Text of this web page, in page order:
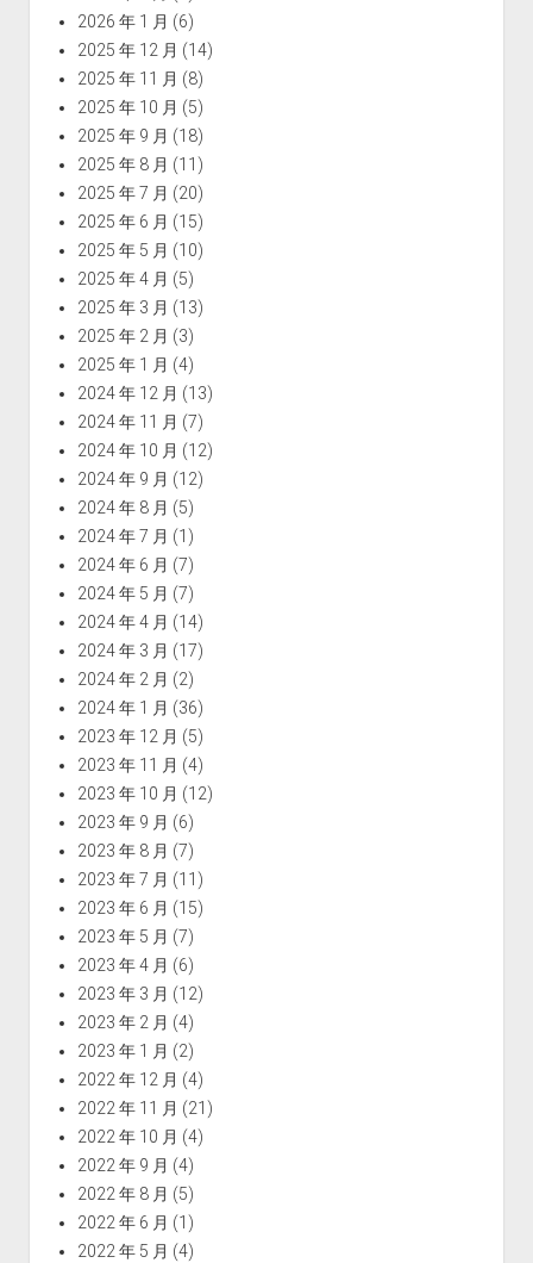
2026 年 1 月 (6)
2025 年 12 月 (14)
2025 年 11 月 (8)
2025 年 10 月 (5)
2025 年 9 月 (18)
2025 年 8 月 (11)
2025 年 7 月 (20)
2025 年 6 月 (15)
2025 年 5 月 (10)
2025 年 4 月 (5)
2025 年 3 月 (13)
2025 年 2 月 (3)
2025 年 1 月 (4)
2024 年 12 月 (13)
2024 年 11 月 (7)
2024 年 10 月 (12)
2024 年 9 月 (12)
2024 年 8 月 (5)
2024 年 7 月 (1)
2024 年 6 月 (7)
2024 年 5 月 (7)
2024 年 4 月 (14)
2024 年 3 月 (17)
2024 年 2 月 (2)
2024 年 1 月 (36)
2023 年 12 月 (5)
2023 年 11 月 (4)
2023 年 10 月 (12)
2023 年 9 月 (6)
2023 年 8 月 (7)
2023 年 7 月 (11)
2023 年 6 月 (15)
2023 年 5 月 (7)
2023 年 4 月 (6)
2023 年 3 月 (12)
2023 年 2 月 (4)
2023 年 1 月 (2)
2022 年 12 月 (4)
2022 年 11 月 (21)
2022 年 10 月 (4)
2022 年 9 月 (4)
2022 年 8 月 (5)
2022 年 6 月 (1)
2022 年 5 月 (4)